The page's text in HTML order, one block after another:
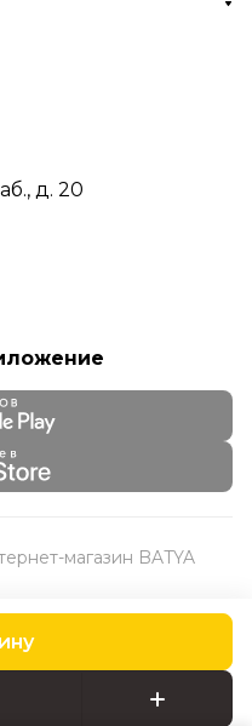
д. 20
магазин BATYA